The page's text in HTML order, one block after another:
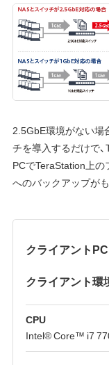
2.5GbE環境がない場
チを導入するだけで
PCでTeraStation上の
へのバックアップが
クライアント
クライアント環
CPU
Intel® Core™ i7